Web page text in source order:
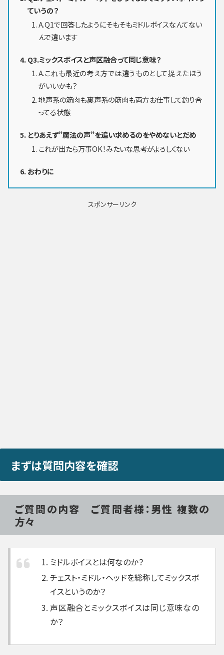
ていうの？
A.Q1で回答したようにそもそもミドルボイスなんてない
んで違います
Q3.ミックスボイスと声区融合って同じ意味？
A.これも最近の考え方では違うものとして捉えたほう
がいいかも？
地声系の筋肉も裏声系の筋肉も両方お仕事して釣り合
ってる状態
とりあえず”魔法の声”を追い求めるのをやめないとだめ
これが出たら万事OK！みたいな思考がよろしくない
おわりに
スポンサーリンク
まずは質問内容を確認
ご質問の内容 ご質問者様：男性 複数の
方々
ミドルボイスとは何なのか？
チェスト・ミドル・ヘッドを総称してミックスボ
イスというのか？
声区融合とミックスボイスは同じ意味なの
か？